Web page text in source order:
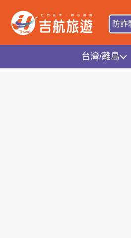
防詐
台灣/離島